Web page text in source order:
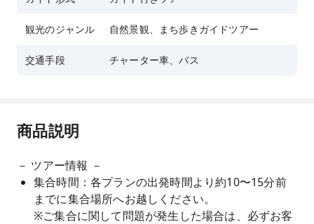
観光のジャンル 自然景観、まち歩きガイドツアー
交通手段 チャーター車、バス
商品説明
－ ツアー情報 －
集合時間：各プランの出発時間より約10〜15分前
までに集合場所へお越しください。
※ご集合に関して問題が発生した場合は、必ずお客